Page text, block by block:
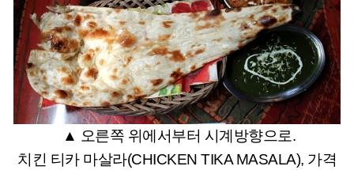
▲ 오른쪽 위에서부터 시계방향으로.
치킨 티카 마살라(CHICKEN TIKA MASALA), 가격